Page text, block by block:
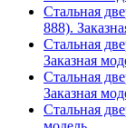
Стальная
888).
Стальная
Заказная
Стальная
Заказная
Стальная